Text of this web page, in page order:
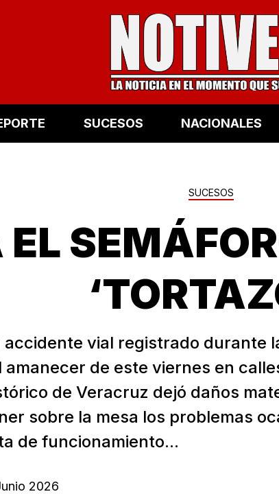
SUCESOS NACIONALES
SUCESOS
EL
accidente vial registrado durante
amanecer de este viernes en
de Veracruz dejó daños
sobre la mesa los problemas
de funcionamiento...
2026